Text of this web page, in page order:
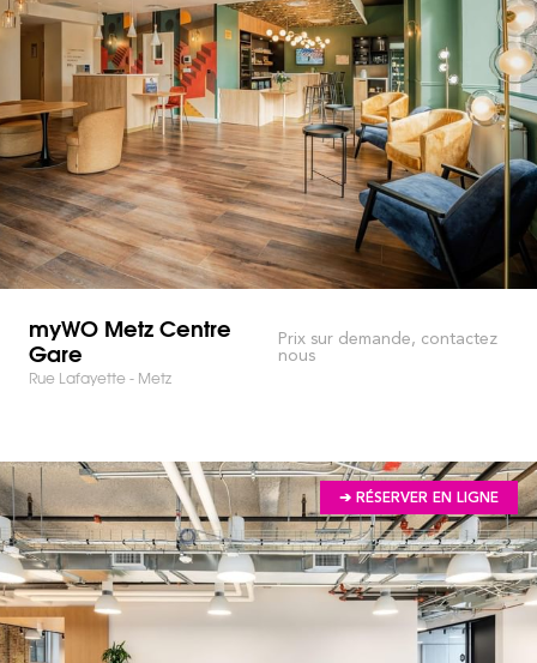
myWO Metz Centre
Gare
Rue Lafayette - Metz
Prix sur demande, contactez
nous
➔ RÉSERVER EN LIGNE